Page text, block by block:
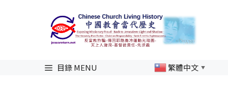
目錄 MENU 繁體中文 ▼